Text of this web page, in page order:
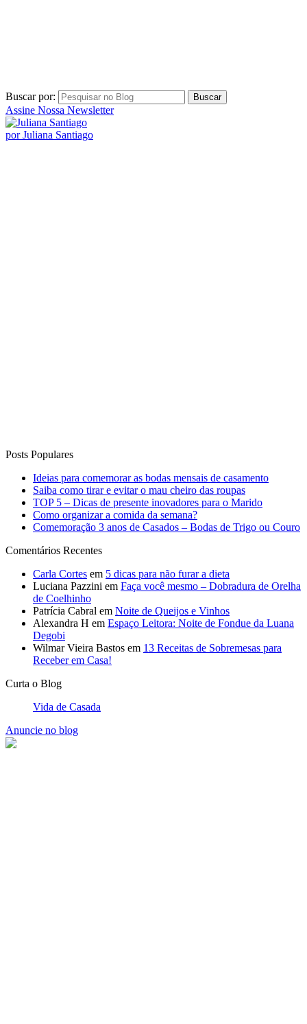
Buscar por:
Assine Nossa Newsletter
por Juliana Santiago
Posts Populares
Ideias para comemorar as bodas mensais de casamento
Saiba como tirar e evitar o mau cheiro das roupas
TOP 5 – Dicas de presente inovadores para o Marido
Como organizar a comida da semana?
Comemoração 3 anos de Casados – Bodas de Trigo ou Couro
Comentários Recentes
Carla Cortes em 5 dicas para não furar a dieta
Luciana Pazzini em Faça você mesmo – Dobradura de Orelha
de Coelhinho
Patrícia Cabral em Noite de Queijos e Vinhos
Alexandra H em Espaço Leitora: Noite de Fondue da Luana
Degobi
Wilmar Vieira Bastos em 13 Receitas de Sobremesas para
Receber em Casa!
Curta o Blog
Vida de Casada
Anuncie no blog